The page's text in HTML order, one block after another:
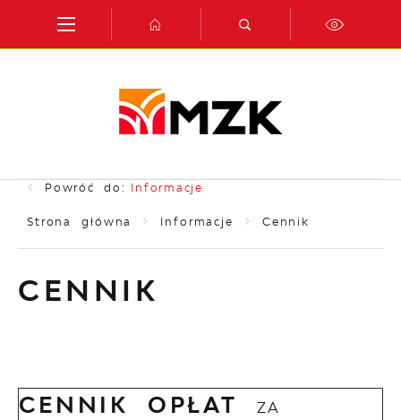
Przejdź do menu.
Przejdź do wyszukiwarki.
Przejdź do treści.
Przejdź do ustawień wielkości czcionki.
Włącz wersję kontrastową strony.
Powróć do: Informacje
Strona główna Informacje Cennik
CENNIK
CENNIK OPŁAT
ZA